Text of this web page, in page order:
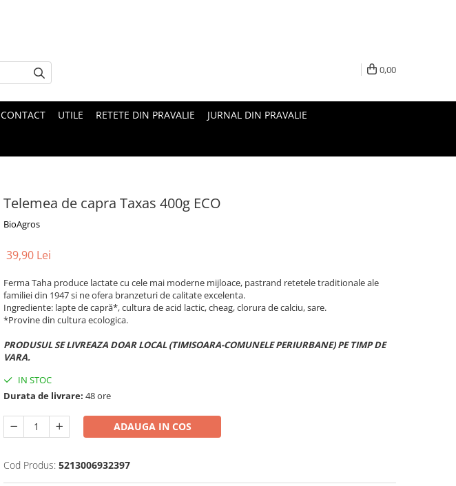
0,00
CONTACT UTILE RETETE DIN PRAVALIE JURNAL DIN PRAVALIE
Telemea de capra Taxas 400g ECO
BioAgros
39,90 Lei
Ferma Taha produce lactate cu cele mai moderne mijloace, pastrand retetele traditionale ale
familiei din 1947 si ne ofera branzeturi de calitate excelenta.
Ingrediente: lapte de capră*, cultura de acid lactic, cheag, clorura de calciu, sare.
*Provine din cultura ecologica.
PRODUSUL SE LIVREAZA DOAR LOCAL (TIMISOARA-COMUNELE PERIURBANE) PE TIMP DE
VARA.
IN STOC
Durata de livrare: 48 ore
ADAUGA IN COS
Cod Produs: 5213006932397